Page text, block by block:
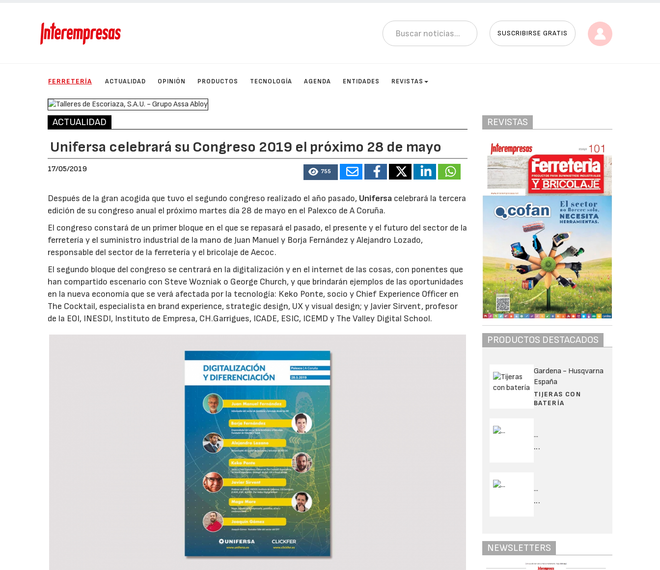
SUSCRIBIRSE GRATIS
FERRETERÍA ACTUALIDAD OPINIÓN PRODUCTOS TECNOLOGÍA AGENDA ENTIDADES REVISTAS
ACTUALIDAD
Unifersa celebrará su Congreso 2019 el próximo 28 de mayo
17/05/2019 755
Después de la gran acogida que tuvo el segundo congreso realizado el año pasado, Unifersa celebrará la tercera
edición de su congreso anual el próximo martes día 28 de mayo en el Palexco de A Coruña.
El congreso constará de un primer bloque en el que se repasará el pasado, el presente y el futuro del sector de la
ferretería y el suministro industrial de la mano de Juan Manuel y Borja Fernández y Alejandro Lozado,
responsable del sector de la ferretería y el bricolaje de Aecoc.
El segundo bloque del congreso se centrará en la digitalización y en el internet de las cosas, con ponentes que
han compartido escenario con Steve Wozniak o George Church, y que brindarán ejemplos de las oportunidades
en la nueva economía que se verá afectada por la tecnología: Keko Ponte, socio y Chief Experience Officer en
The Cocktail, especialista en brand experience, strategic design, UX y visual design; y Javier Sirvent, profesor
de la EOI, INESDI, Instituto de Empresa, CH.Garrigues, ICADE, ESIC, ICEMD y The Valley Digital School.
REVISTAS
PRODUCTOS DESTACADOS
Gardena - Husqvarna
España
TIJERAS CON
BATERÍA
...
...
...
...
NEWSLETTERS